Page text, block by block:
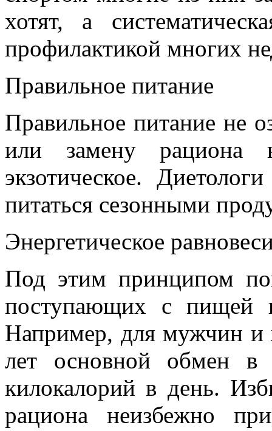
хотят, а
профилактикой многих
Правильное питание
Правильное питание не
или замену рациона
экзотическое.
питаться сезонными
Энергетическое
Под этим принципом
поступающих с пищей
Например, для мужчин и
лет основной обмен
килокалорий в день.
рациона неизбежно